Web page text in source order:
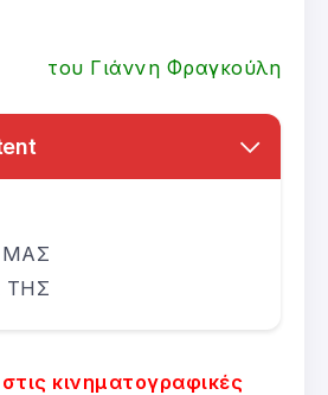
του Γιάννη Φραγκούλη
ΤΗΣ
κινηματογραφικές